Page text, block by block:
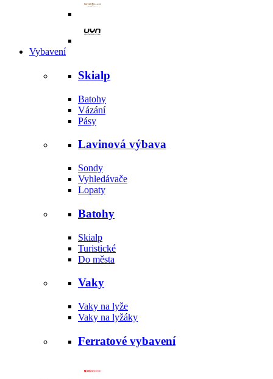
Vybavení
Skialp
Batohy
Vázání
Pásy
Lavinová výbava
Sondy
Vyhledávače
Lopaty
Batohy
Skialp
Turistické
Do města
Vaky
Vaky na lyže
Vaky na lyžáky
Ferratové vybavení